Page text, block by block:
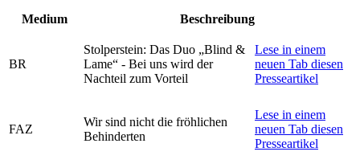
Medium Beschreibung
BR
Stolperstein: Das Duo „Blind &
Lame“ - Bei uns wird der
Nachteil zum Vorteil
Lese in einem
neuen Tab diesen
Presseartikel
FAZ
Wir sind nicht die fröhlichen
Behinderten
Lese in einem
neuen Tab diesen
Presseartikel